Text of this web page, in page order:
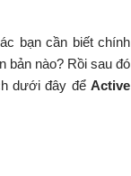
bạn cần biết chính
bản nào? Rồi sau đó
dưới đây để Active